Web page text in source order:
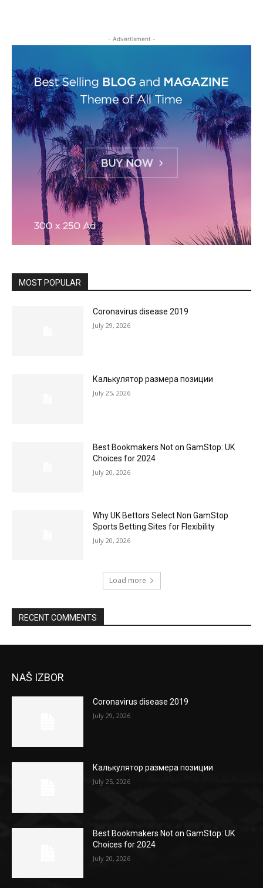
- Advertisment -
MOST POPULAR
Coronavirus disease 2019
July 29, 2026
Калькулятор размера позиции
July 25, 2026
Best Bookmakers Not on GamStop: UK
Choices for 2024
July 20, 2026
Why UK Bettors Select Non GamStop
Sports Betting Sites for Flexibility
July 20, 2026
Load more
RECENT COMMENTS
NAŠ IZBOR
Coronavirus disease 2019
July 29, 2026
Калькулятор размера позиции
July 25, 2026
Best Bookmakers Not on GamStop: UK
Choices for 2024
July 20, 2026